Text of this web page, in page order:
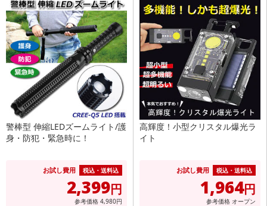
警棒型 伸縮LEDズームライト/護
身・防犯・緊急時に！
お試し費用 税込・送料込
2,399円
参考価格 4,980円
高輝度！小型クリスタル爆光ラ
イト
お試し費用 税込・送料込
1,964円
参考価格 オープン